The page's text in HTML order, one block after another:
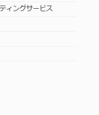
ィングサービス